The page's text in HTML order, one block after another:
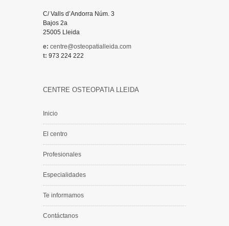
C/ Valls d’Andorra Núm. 3
Bajos 2a
25005 Lleida
e: centre@osteopatialleida.com
t: 973 224 222
CENTRE OSTEOPATIA LLEIDA
Inicio
El centro
Profesionales
Especialidades
Te informamos
Contáctanos